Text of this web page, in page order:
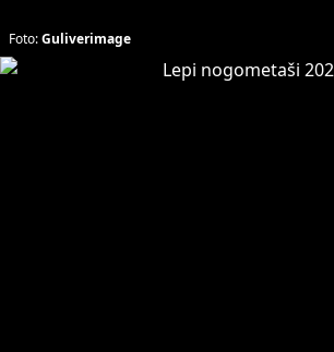
Foto:Guliverimage